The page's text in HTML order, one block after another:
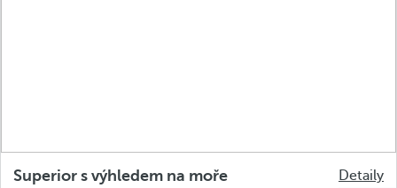
Superior s výhledem na moře
Detaily